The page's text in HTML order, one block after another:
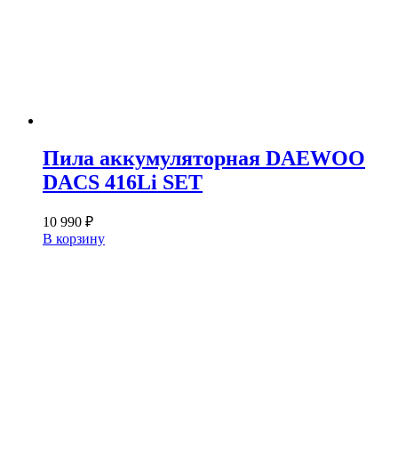
Пила аккумуляторная DAEWOO
DACS 416Li SET
10 990 ₽
В корзину